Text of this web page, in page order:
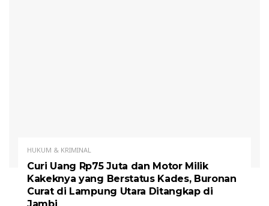
HUKUM & KRIMINAL
Curi Uang Rp75 Juta dan Motor Milik
Kakeknya yang Berstatus Kades, Buronan
Curat di Lampung Utara Ditangkap di